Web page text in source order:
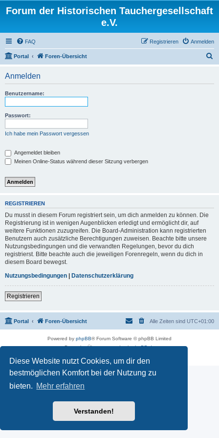
Diese Website nutzt Cookies, um dir den
bestmöglichen Komfort bei der Nutzung zu
bieten. Mehr erfahren
Verstanden!
Forum der Historischen Tauchergesellschaft
e.V.
FAQ Anmelden
Registrieren
Portal Foren-Übersicht
Anmelden
Benutzername:
Passwort:
Ich habe mein Passwort vergessen
Angemeldet bleiben
Meinen Online-Status während dieser Sitzung verbergen
REGISTRIEREN
Du musst in diesem Forum registriert sein, um dich anmelden zu können. Die
Registrierung ist in wenigen Augenblicken erledigt und ermöglicht dir, auf
weitere Funktionen zuzugreifen. Die Board-Administration kann registrierten
Benutzern auch zusätzliche Berechtigungen zuweisen. Beachte bitte unsere
Nutzungsbedingungen und die verwandten Regelungen, bevor du dich
registrierst. Bitte beachte auch die jeweiligen Forenregeln, wenn du dich in
diesem Board bewegst.
Nutzungsbedingungen | Datenschutzerklärung
Registrieren
Portal Foren-Übersicht Alle Zeiten sind UTC+01:00
Powered by phpBB® Forum Software © phpBB Limited
Deutsche Übersetzung durchphpBB.de